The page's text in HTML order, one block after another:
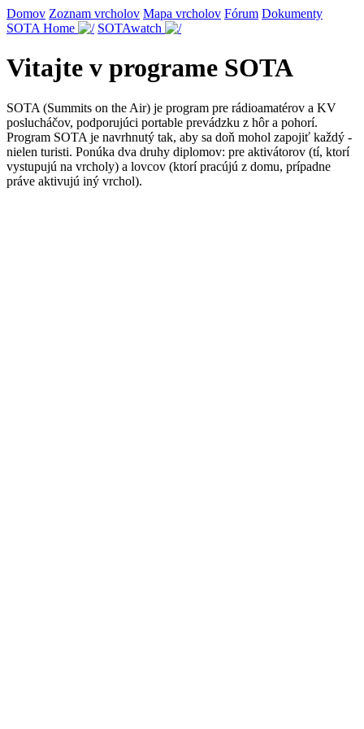
Domov Zoznam vrcholov Mapa vrcholov Fórum Dokumenty
SOTA Home
SOTAwatch
Vitajte v programe SOTA
SOTA (Summits on the Air) je program pre rádioamatérov a KV
poslucháčov, podporujúci portable prevádzku z hôr a pohorí.
Program SOTA je navrhnutý tak, aby sa doň mohol zapojiť každý -
nielen turisti. Ponúka dva druhy diplomov: pre aktivátorov (tí, ktorí
vystupujú na vrcholy) a lovcov (ktorí pracújú z domu, prípadne
práve aktivujú iný vrchol).